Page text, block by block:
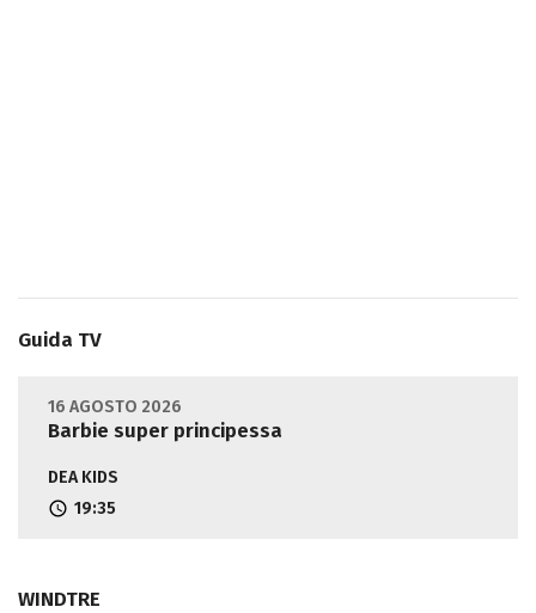
Guida TV
16 AGOSTO 2026
Barbie super principessa
DEA KIDS
19:35
WINDTRE